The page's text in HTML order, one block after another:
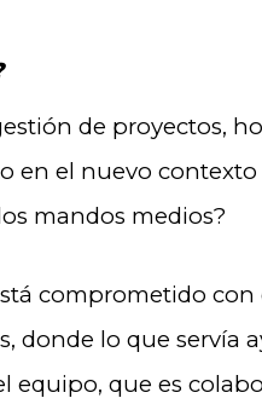
de proyectos,
en el nuevo
mandos medios?
comprometido
donde lo que servía
equipo, que es